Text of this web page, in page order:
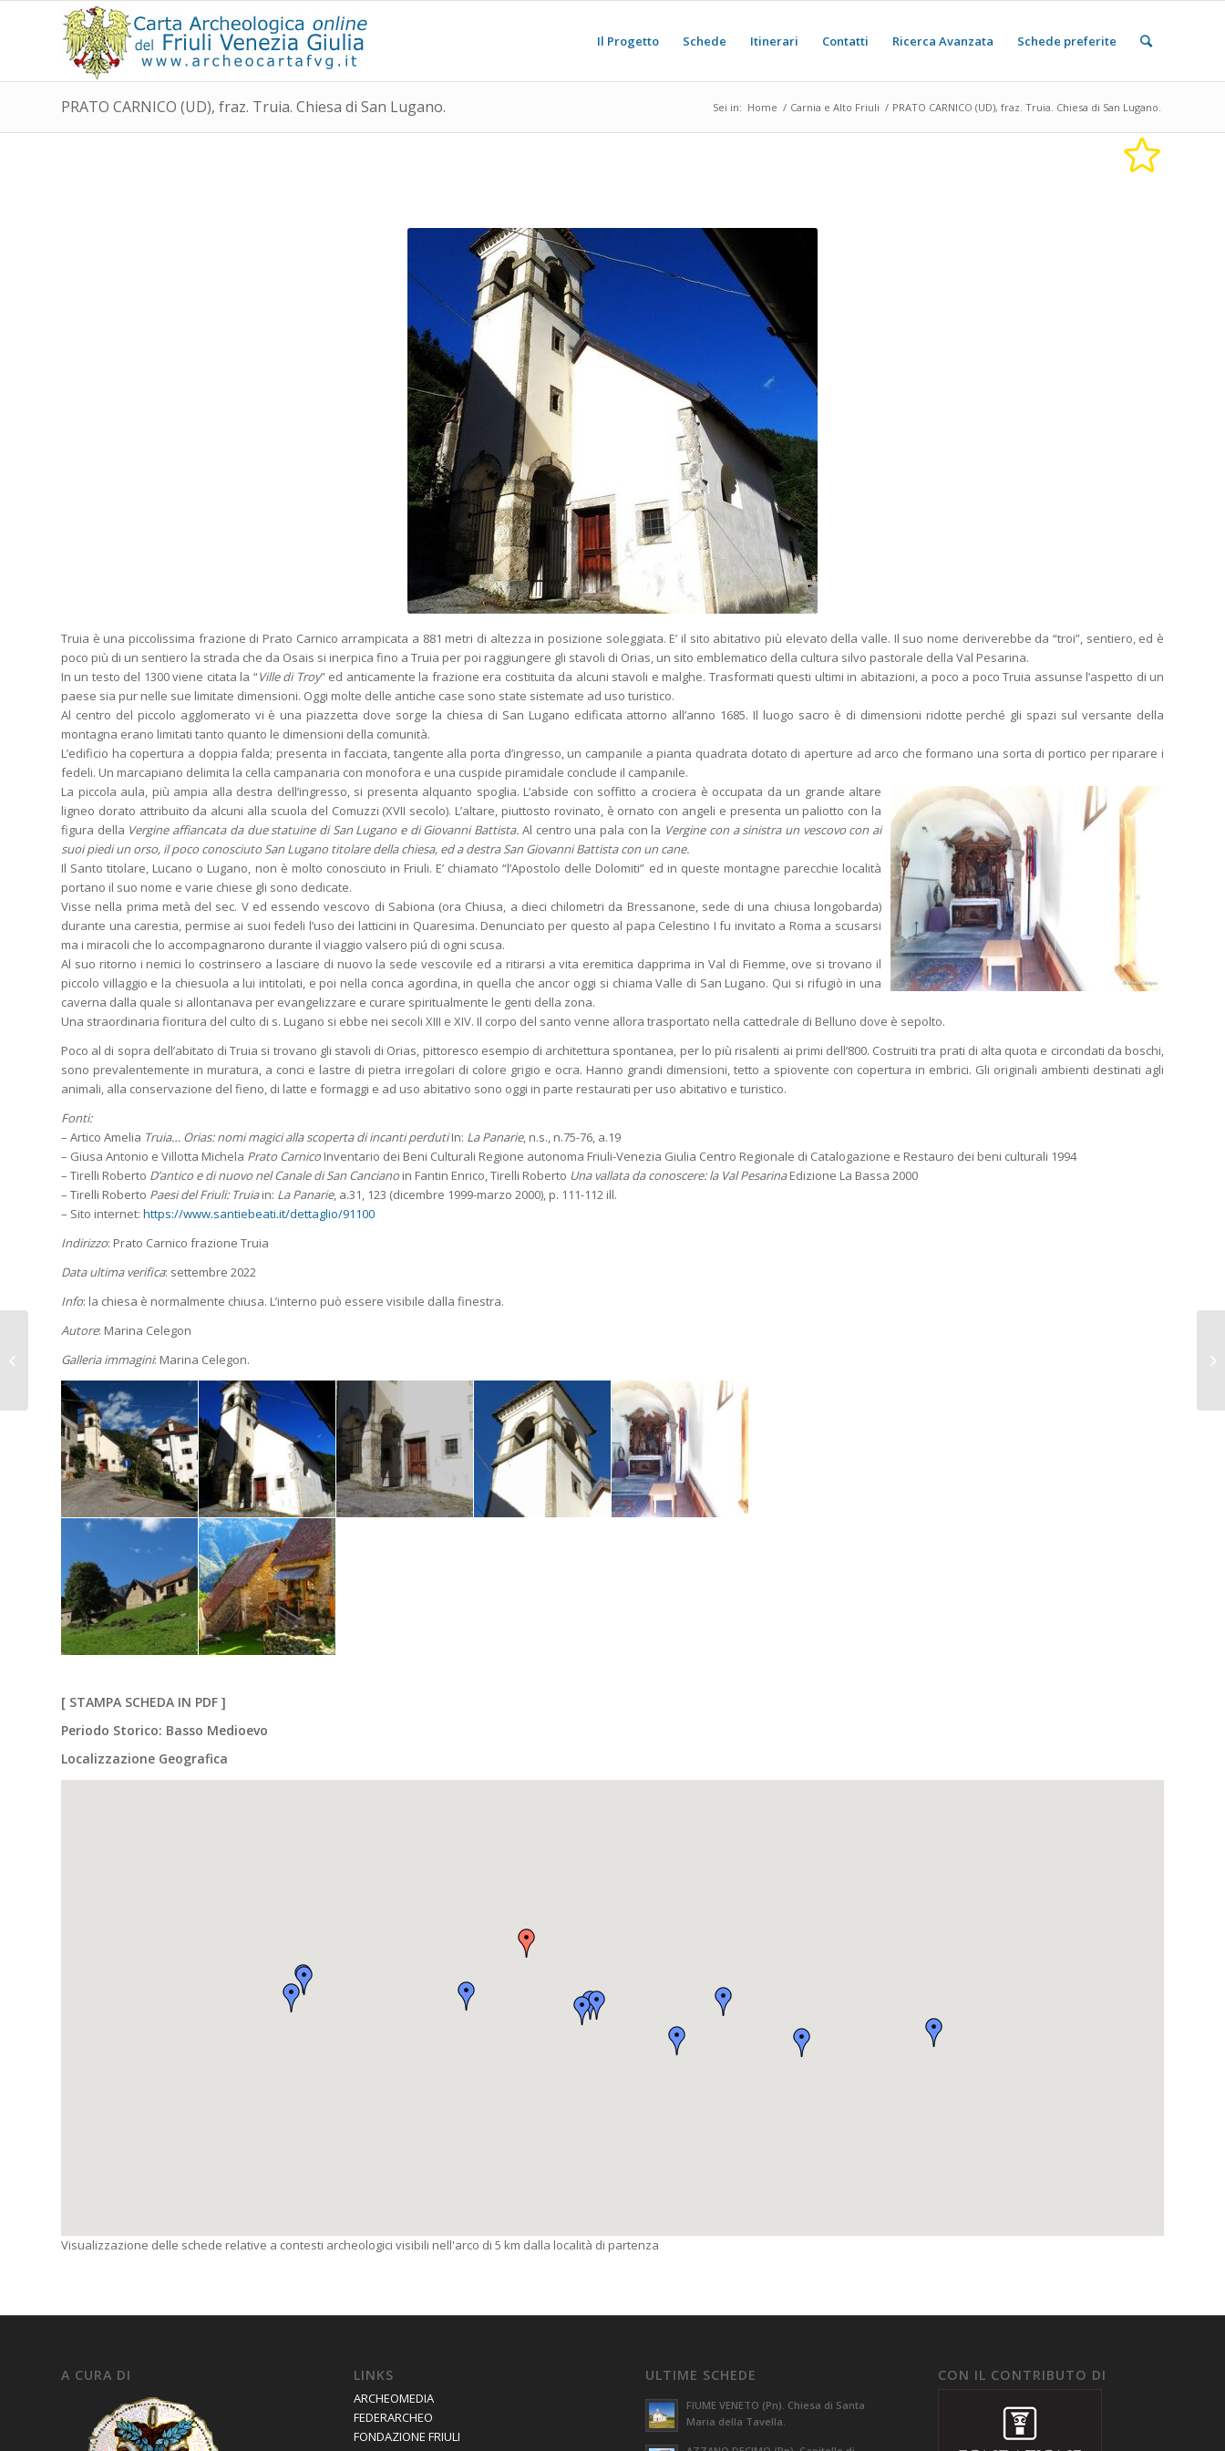
Il Progetto Schede Itinerari Contatti Ricerca Avanzata Schede preferite
PRATO CARNICO (UD), fraz. Truia. Chiesa di San Lugano. Sei in: Home / Carnia e Alto Friuli / PRATO CARNICO (UD), fraz. Truia. Chiesa di San Lugano.
Truia è una piccolissima frazione di Prato Carnico arrampicata a 881 metri di altezza in posizione soleggiata. E’ il sito abitativo più elevato della valle. Il suo nome deriverebbe da “troi”, sentiero, ed è
poco più di un sentiero la strada che da Osais si inerpica fino a Truia per poi raggiungere gli stavoli di Orias, un sito emblematico della cultura silvo pastorale della Val Pesarina.
In un testo del 1300 viene citata la “Ville di Troy” ed anticamente la frazione era costituita da alcuni stavoli e malghe. Trasformati questi ultimi in abitazioni, a poco a poco Truia assunse l’aspetto di un
paese sia pur nelle sue limitate dimensioni. Oggi molte delle antiche case sono state sistemate ad uso turistico.
Al centro del piccolo agglomerato vi è una piazzetta dove sorge la chiesa di San Lugano edificata attorno all’anno 1685. Il luogo sacro è di dimensioni ridotte perché gli spazi sul versante della
montagna erano limitati tanto quanto le dimensioni della comunità.
L’edificio ha copertura a doppia falda; presenta in facciata, tangente alla porta d’ingresso, un campanile a pianta quadrata dotato di aperture ad arco che formano una sorta di portico per riparare i
fedeli. Un marcapiano delimita la cella campanaria con monofora e una cuspide piramidale conclude il campanile.
La piccola aula, più ampia alla destra dell’ingresso, si presenta alquanto spoglia. L’abside con soffitto a crociera è occupata da un grande altare
ligneo dorato attribuito da alcuni alla scuola del Comuzzi (XVII secolo). L’altare, piuttosto rovinato, è ornato con angeli e presenta un paliotto con la
figura della Vergine affiancata da due statuine di San Lugano e di Giovanni Battista. Al centro una pala con la Vergine con a sinistra un vescovo con ai
suoi piedi un orso, il poco conosciuto San Lugano titolare della chiesa, ed a destra San Giovanni Battista con un cane.
Il Santo titolare, Lucano o Lugano, non è molto conosciuto in Friuli. E’ chiamato “l’Apostolo delle Dolomiti” ed in queste montagne parecchie località
portano il suo nome e varie chiese gli sono dedicate.
Visse nella prima metà del sec. V ed essendo vescovo di Sabiona (ora Chiusa, a dieci chilometri da Bressanone, sede di una chiusa longobarda)
durante una carestia, permise ai suoi fedeli l’uso dei latticini in Quaresima. Denunciato per questo al papa Celestino I fu invitato a Roma a scusarsi
ma i miracoli che lo accompagnarono durante il viaggio valsero piú di ogni scusa.
Al suo ritorno i nemici lo costrinsero a lasciare di nuovo la sede vescovile ed a ritirarsi a vita eremitica dapprima in Val di Fiemme, ove si trovano il
piccolo villaggio e la chiesuola a lui intitolati, e poi nella conca agordina, in quella che ancor oggi si chiama Valle di San Lugano. Qui si rifugiò in una
caverna dalla quale si allontanava per evangelizzare e curare spiritualmente le genti della zona.
Una straordinaria fioritura del culto di s. Lugano si ebbe nei secoli XIII e XIV. Il corpo del santo venne allora trasportato nella cattedrale di Belluno dove è sepolto.
Poco al di sopra dell’abitato di Truia si trovano gli stavoli di Orias, pittoresco esempio di architettura spontanea, per lo più risalenti ai primi dell’800. Costruiti tra prati di alta quota e circondati da boschi,
sono prevalentemente in muratura, a conci e lastre di pietra irregolari di colore grigio e ocra. Hanno grandi dimensioni, tetto a spiovente con copertura in embrici. Gli originali ambienti destinati agli
animali, alla conservazione del fieno, di latte e formaggi e ad uso abitativo sono oggi in parte restaurati per uso abitativo e turistico.
Fonti:
– Artico Amelia Truia… Orias: nomi magici alla scoperta di incanti perdutiIn: La Panarie, n.s., n.75-76, a.19
– Giusa Antonio e Villotta Michela Prato Carnico Inventario dei Beni Culturali Regione autonoma Friuli-Venezia Giulia Centro Regionale di Catalogazione e Restauro dei beni culturali 1994
– Tirelli Roberto D’antico e di nuovo nel Canale di San Canciano in Fantin Enrico, Tirelli Roberto Una vallata da conoscere: la Val PesarinaEdizione La Bassa 2000
– Tirelli Roberto Paesi del Friuli: Truiain: La Panarie, a.31, 123 (dicembre 1999-marzo 2000), p. 111-112 ill.
– Sito internet: https://www.santiebeati.it/dettaglio/91100
Indirizzo: Prato Carnico frazione Truia
Data ultima verifica: settembre 2022
Info: la chiesa è normalmente chiusa. L’interno può essere visibile dalla finestra.
Autore: Marina Celegon
Galleria immagini: Marina Celegon.
[ STAMPA SCHEDA IN PDF ]
Periodo Storico: Basso Medioevo
Localizzazione Geografica
Visualizzazione delle schede relative a contesti archeologici visibili nell'arco di 5 km dalla località di partenza
A CURA DI LINKS
ARCHEOMEDIA
FEDERARCHEO
FONDAZIONE FRIULI
ULTIME SCHEDE
FIUME VENETO (Pn). Chiesa di Santa
Maria della Tavella.
CON IL CONTRIBUTO DI
Grotta Sottomonte.